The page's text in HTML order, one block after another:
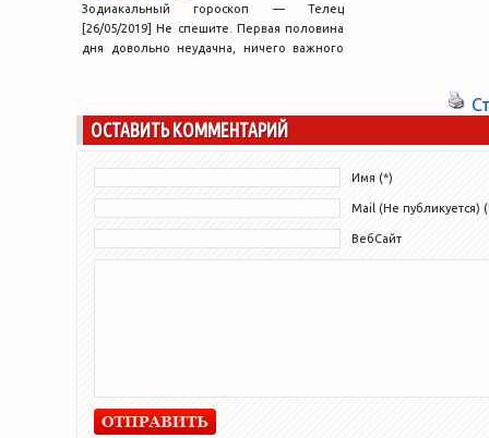
Зодиакальный гороскоп — Телец
[26/05/2019] Не спешите. Первая половина
дня довольно неудачна, ничего важного
ОСТАВИТЬ КОММЕНТАРИЙ
Имя (*)
Mail (Не публикуется)
ВебСайт